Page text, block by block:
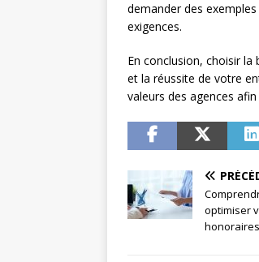
demander des
exigences.
En conclusion, choisir
et la réussite de votre
valeurs des agences
optimiser
honoraires